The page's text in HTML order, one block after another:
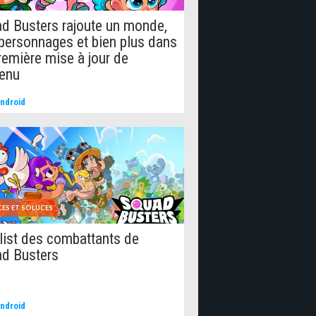
Busters rajoute un monde,
et bien plus dans
mise à jour de
ET SOLUCES
des combattants de
Busters